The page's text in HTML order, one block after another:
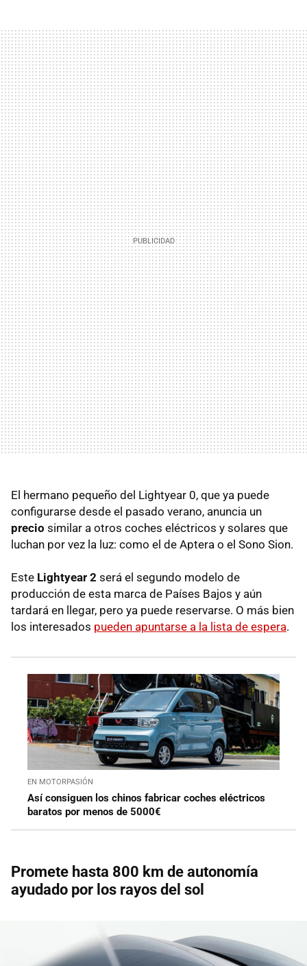
El hermano pequeño del Lightyear 0, que ya puede
configurarse desde el pasado verano, anuncia un
precio similar a otros coches eléctricos y solares que
luchan por vez la luz: como el de Aptera o el Sono Sion.
Este Lightyear 2 será el segundo modelo de
producción de esta marca de Países Bajos y aún
tardará en llegar, pero ya puede reservarse. O más bien
los interesados pueden apuntarse a la lista de espera.
EN MOTORPASIÓN
Así consiguen los chinos fabricar coches eléctricos
baratos por menos de 5000€
Promete hasta 800 km de autonomía
ayudado por los rayos del sol